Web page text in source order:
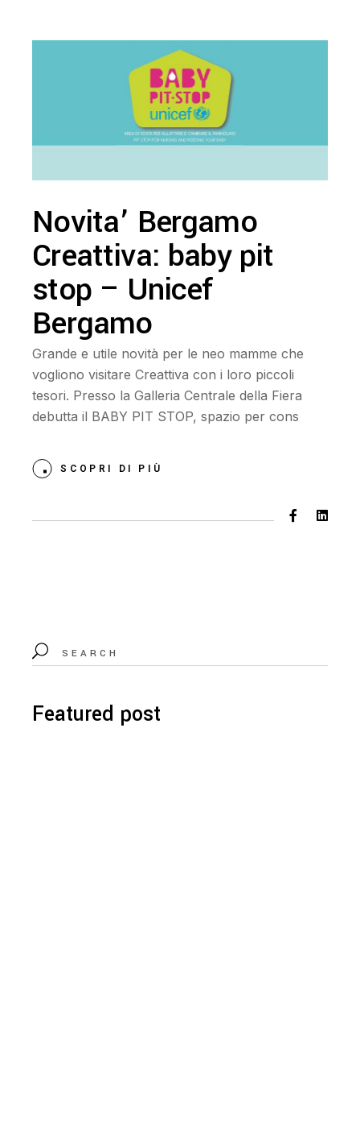
Novita’ Bergamo
Creattiva: baby pit
stop – Unicef
Bergamo
Grande e utile novità per le neo mamme che
vogliono visitare Creattiva con i loro piccoli
tesori. Presso la Galleria Centrale della Fiera
debutta il BABY PIT STOP, spazio per cons
SCOPRI DI PIÙ
Featured post